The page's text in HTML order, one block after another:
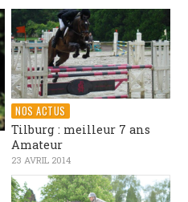
NOS ACTUS
Tilburg : meilleur 7 ans
Amateur
23 AVRIL 2014